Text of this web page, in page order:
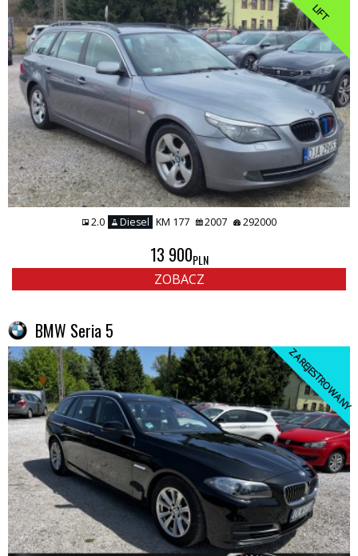
LIFT
2.0 Diesel KM 177 2007 292000
13 900PLN
ZOBACZ
BMW Seria 5
ZAREJESTROWANY